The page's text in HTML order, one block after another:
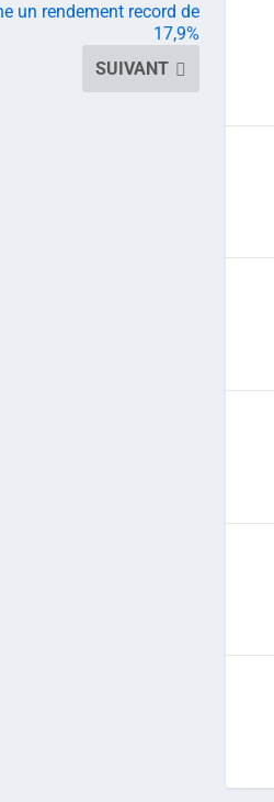
un rendement record de
17,9%
SUIVANT